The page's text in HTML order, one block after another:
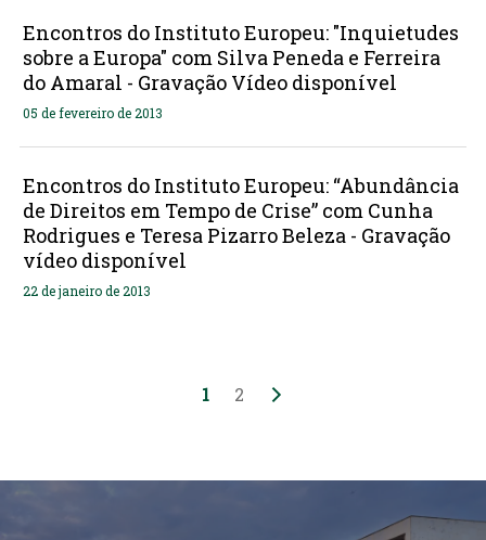
Encontros do Instituto Europeu: "Inquietudes
sobre a Europa" com Silva Peneda e Ferreira
do Amaral - Gravação Vídeo disponível
05 de fevereiro de 2013
Encontros do Instituto Europeu: “Abundância
de Direitos em Tempo de Crise” com Cunha
Rodrigues e Teresa Pizarro Beleza - Gravação
vídeo disponível
22 de janeiro de 2013
1 2